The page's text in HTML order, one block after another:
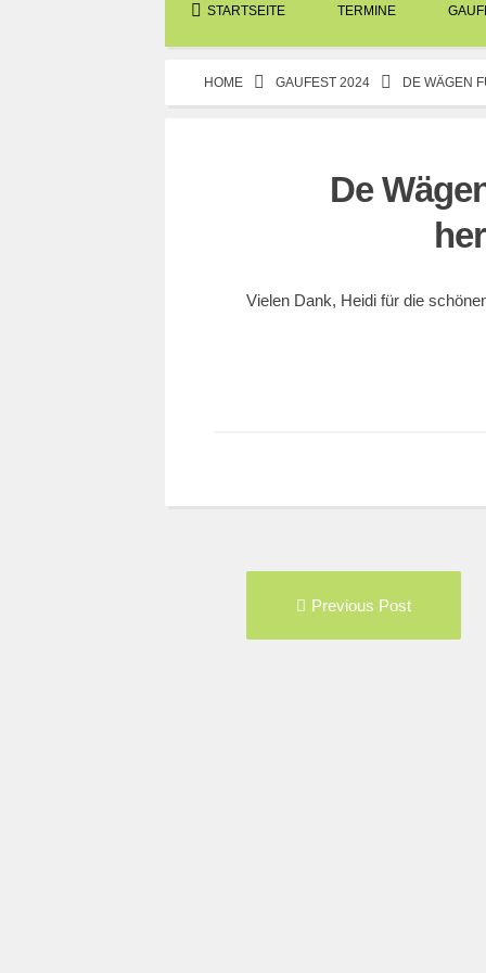
STARTSEITE TERMINE
HOME GAUFEST 2024 DE WÄGEN
De
Vielen Dank, Heidi für die
Previous Post